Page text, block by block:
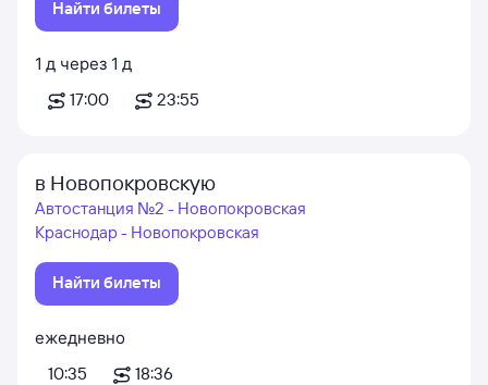
Найти билеты
1 д через 1 д
17:00
23:55
в Новопокровскую
Автостанция №2 - Новопокровская
Краснодар - Новопокровская
Найти билеты
ежедневно
10:35
18:36